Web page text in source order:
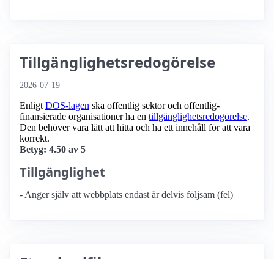
Tillgänglighetsredogörelse
2026-07-19
Enligt DOS-lagen ska offentlig sektor och offentlig­
finansierade organisationer ha en tillgänglighets­redogörelse.
Den behöver vara lätt att hitta och ha ett innehåll för att vara
korrekt.
Betyg: 4.50 av 5
Tillgänglighet
- Anger själv att webbplats endast är delvis följsam (fel)